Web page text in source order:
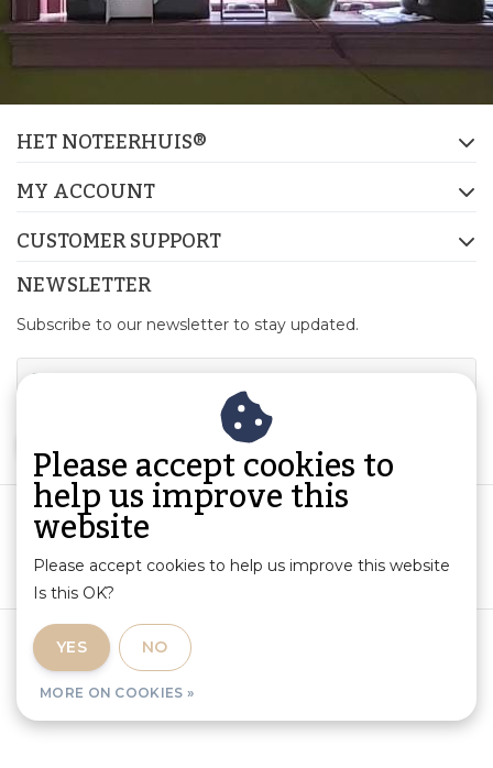
HET NOTEERHUIS®
MY ACCOUNT
CUSTOMER SUPPORT
NEWSLETTER
Subscribe to our newsletter to stay updated.
Terms and Conditions
Privacy Policy
Please accept cookies to
help us improve this
website
Please accept cookies to help us improve this website
Is this OK?
YES NO
MORE ON COOKIES »